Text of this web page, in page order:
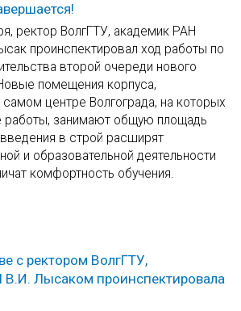
ректор ВолгГТУ, академик РАН
проинспектировал ход работы по
второй очереди нового
помещения корпуса,
центре Волгограда, на которых
работы, занимают общую площадь
в строй расширят
и образовательной деятельности
комфортность обучения.
с ректором ВолгГТУ,
Лысаком проинспектировала